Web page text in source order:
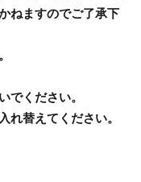
ねますのでご了承下
でください。
れ替えてください。